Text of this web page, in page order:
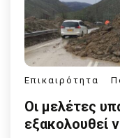
Επικαιρότητα
Οι μελέτες
εξακολουθεί